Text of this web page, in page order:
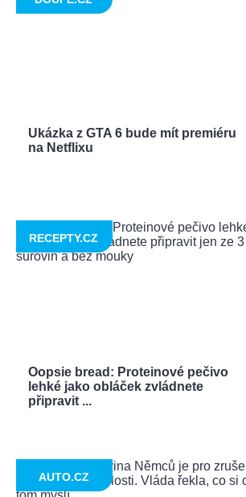
Ukázka z GTA 6 bude mít premiéru
na Netflixu
Oopsie bread: Proteinové pečivo
lehké jako obláček zvládnete
připravit ...
RECEPTY.CZ
AUTO.CZ